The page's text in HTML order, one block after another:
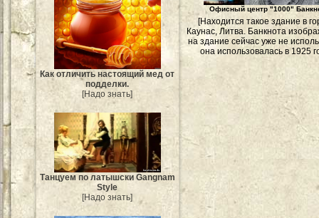
Как отличить настоящий мед от
подделки.
[Надо знать]
Танцуем по латышски Gangnam
Style
[Надо знать]
Офисный центр "1000"
[Находится такое здание в
Каунас, Литва. Банкнота
на здание сейчас уже не
она использовалась в 1925